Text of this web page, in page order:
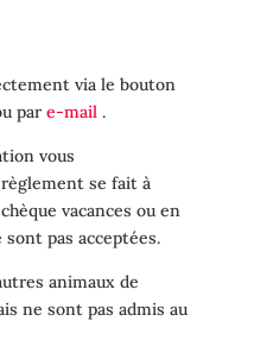
via le bouton
par e-mail .
vous
se fait à
vacances ou en
pas acceptées.
animaux de
ne sont pas admis au